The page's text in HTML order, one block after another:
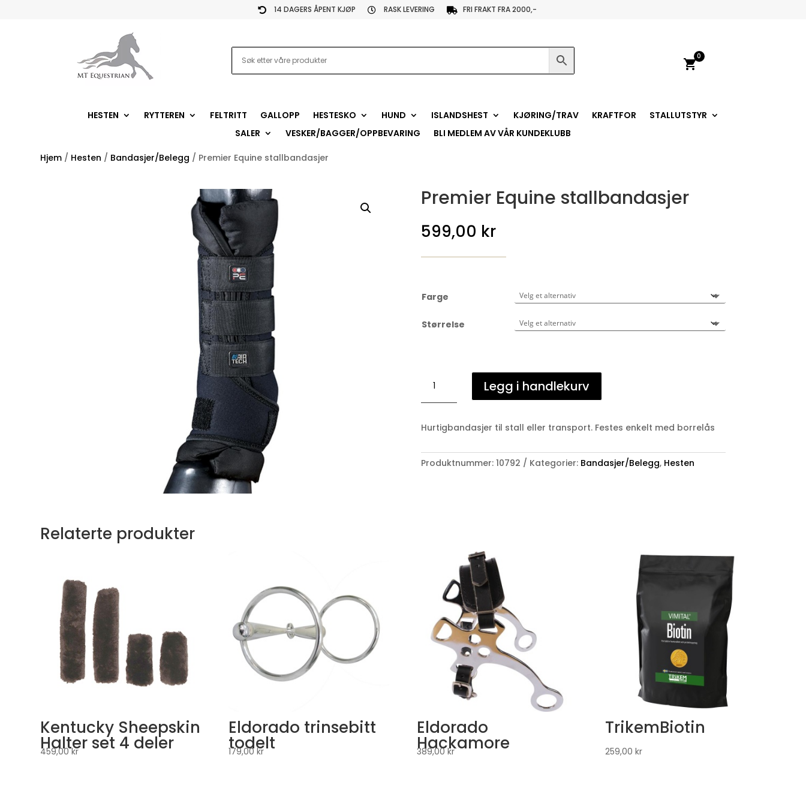
 14 DAGERS ÅPENT KJØP  RASK LEVERING  FRI FRAKT FRA 2000,-
shopping_cart
0
HESTEN RYTTEREN FELTRITT GALLOPP HESTESKO HUND ISLANDSHEST KJØRING/TRAV KRAFTFOR
STALLUTSTYR
SALER
VESKER/BAGGER/OPPBEVARING BLI MEDLEM AV VÅR KUNDEKLUBB
Hjem / Hesten / Bandasjer/Belegg / Premier Equine stallbandasjer
Premier Equine stallbandasjer
599,00 kr
Farge
Størrelse
Equine
stallbandasjer
Legg i handlekurv
Hurtigbandasjer til stall eller transport. Festes enkelt med borrelås
Produktnummer: 10792 Kategorier: Bandasjer/Belegg, Hesten
Relaterte produkter
Kentucky Sheepskin
Halter set 4 deler
459,00kr
Eldorado trinsebitt
todelt
179,00kr
Eldorado
Hackamore
389,00kr
TrikemBiotin
259,00 kr